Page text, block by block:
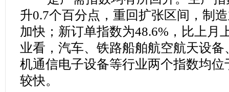
升0.7个百分点，重回扩张区间，制
加快；新订单指数为48.6%，比上月
业看，汽车、铁路船舶航空航天设
机通信电子设备等行业两个指数均
较快。